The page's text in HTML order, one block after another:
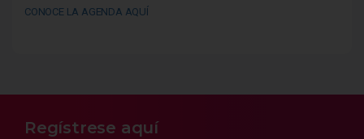
CONOCE LA AGENDA AQUÍ
Regístrese aquí